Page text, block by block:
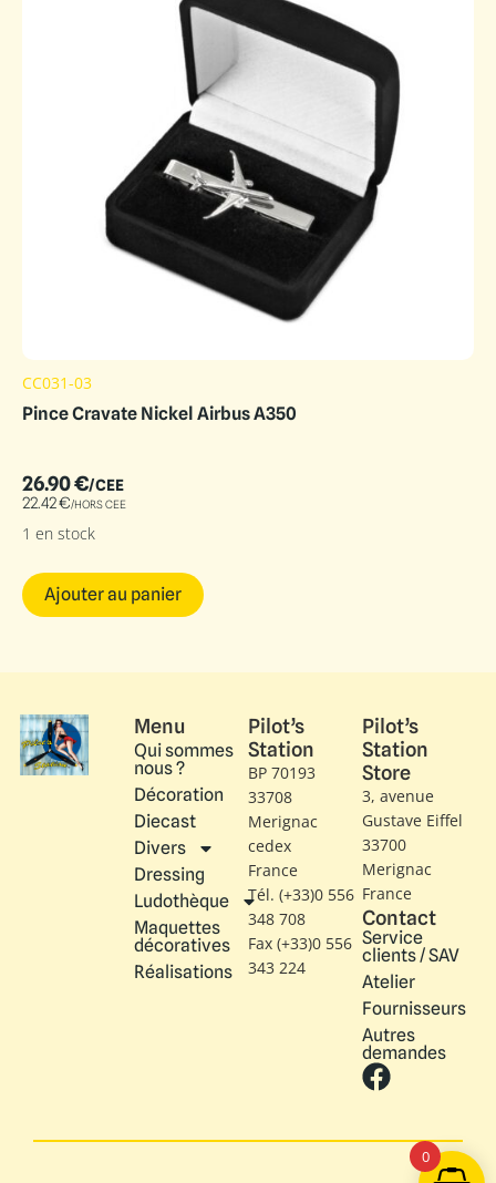
CC031-03
Pince Cravate Nickel Airbus A350
26.90€/CEE
22.42€/HORS CEE
1 en stock
Ajouter au panier
Menu
Qui sommes
nous ?
Décoration
Diecast
Divers
Dressing
Ludothèque
Maquettes
décoratives
Réalisations
Pilot’s
Station
BP 70193
33708
Merignac
cedex
France
Tél. (+33)0 556
348 708
Fax (+33)0 556
343 224
Pilot’s
Station
Store
3, avenue
Gustave Eiffel​
33700
Merignac
France
Contact
Service
clients / SAV
Atelier
Fournisseurs
Autres
demandes
0